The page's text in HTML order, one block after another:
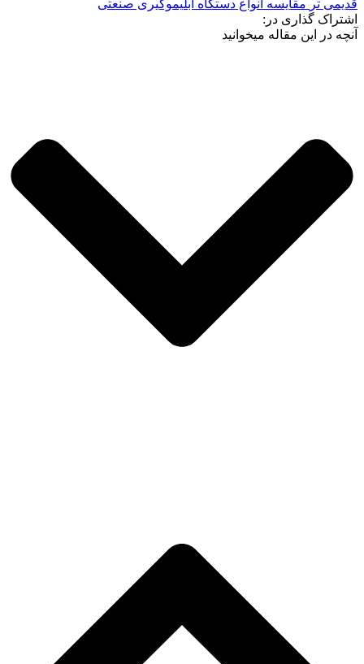
قدیمی تر مقایسه انواع دستگاه آبلیموگیری صنعتی
اشتراک گذاری در:
آنچه در این مقاله میخوانید